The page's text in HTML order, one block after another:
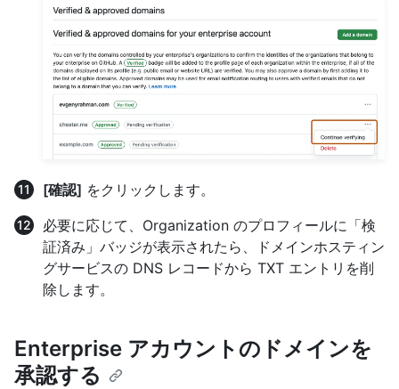
[確認] をクリックします。
必要に応じて、Organization のプロフィールに「検
証済み」バッジが表示されたら、ドメインホスティン
グサービスの DNS レコードから TXT エントリを削
除します。
Enterprise アカウントのドメインを
承認する